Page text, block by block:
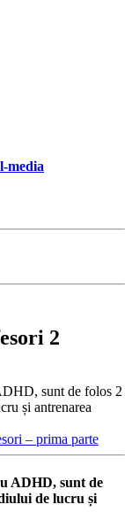
media
2
sunt de folos 2
și antrenarea
– prima parte
ADHD, sunt de
de lucru și